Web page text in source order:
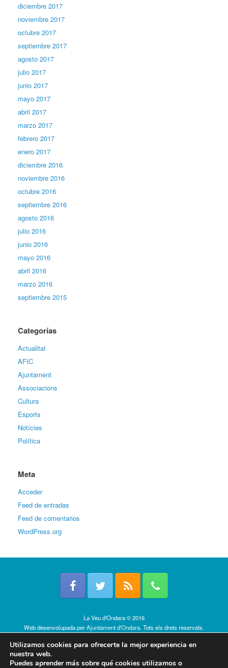
diciembre 2017
noviembre 2017
octubre 2017
septiembre 2017
agosto 2017
julio 2017
junio 2017
mayo 2017
abril 2017
marzo 2017
febrero 2017
enero 2017
diciembre 2016
noviembre 2016
octubre 2016
septiembre 2016
agosto 2016
julio 2016
junio 2016
mayo 2016
abril 2016
marzo 2016
septiembre 2015
Categorías
Actualitat
AFIC
Ajuntament
Associacions
Cultura
Esports
Notícies
Política
Meta
Acceder
Feed de entradas
Feed de comentarios
WordPress.org
La Veu d'Ondara © 2016
Web desenvolupada perAjuntament d'Ondara. Tots els drets reservats.
Utilizamos cookies para ofrecerte la mejor experiencia en
nuestra web.
Puedes aprender más sobre qué cookies utilizamos o